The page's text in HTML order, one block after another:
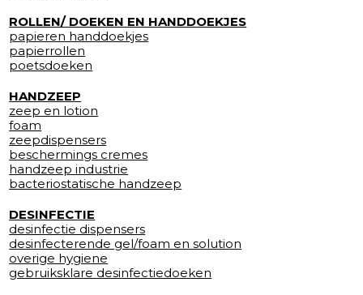
ROLLEN/ DOEKEN EN HANDDOEKJES
papieren handdoekjes
papierrollen
poetsdoeken
HANDZEEP
zeep en lotion
foam
zeepdispensers
beschermings cremes
handzeep industrie
bacteriostatische handzeep
DESINFECTIE
desinfectie dispensers
desinfecterende gel/foam en solution
overige hygiene
gebruiksklare desinfectiedoeken